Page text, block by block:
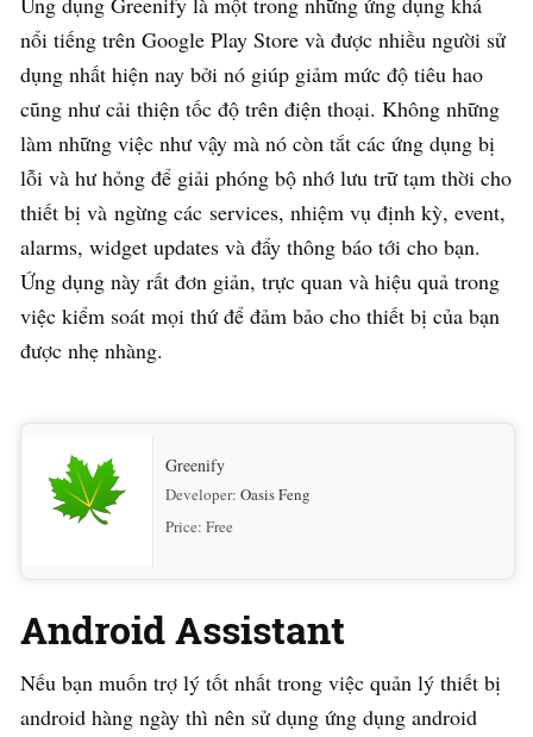
nổi tiếng trên Google Play Store và được nhiều người sử
dụng nhất hiện nay bởi nó giúp giảm mức độ tiêu hao
cũng như cải thiện tốc độ trên điện thoại. Không những
làm những việc như vậy mà nó còn tắt các ứng dụng bị
lỗi và hư hỏng để giải phóng bộ nhớ lưu trữ tạm thời cho
thiết bị và ngừng các services, nhiệm vụ định kỳ, event,
alarms, widget updates và đẩy thông báo tới cho bạn.
Ứng dụng này rất đơn giản, trực quan và hiệu quả trong
việc kiểm soát mọi thứ để đảm bảo cho thiết bị của bạn
được nhẹ nhàng.
Greenify
Developer: Oasis Feng
Price: Free
Android Assistant
Nếu bạn muốn trợ lý tốt nhất trong việc quản lý thiết bị
android hàng ngày thì nên sử dụng ứng dụng android